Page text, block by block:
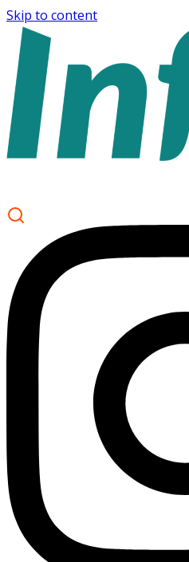
Skip to content